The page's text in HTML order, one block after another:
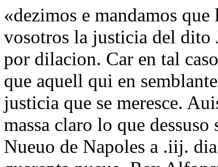
«dezimos e mandamos
vosotros la justicia del dito
por dilacion. Car en tal
que aquell qui en
justicia que se meresce.
massa claro lo que
Nueuo de Napoles a .iij.